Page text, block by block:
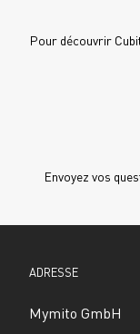
Pour découvrir
Envoyez vos
ADRESSE
Mymito GmbH